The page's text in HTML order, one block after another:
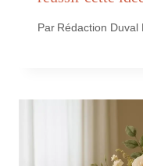
Par Rédaction Duval